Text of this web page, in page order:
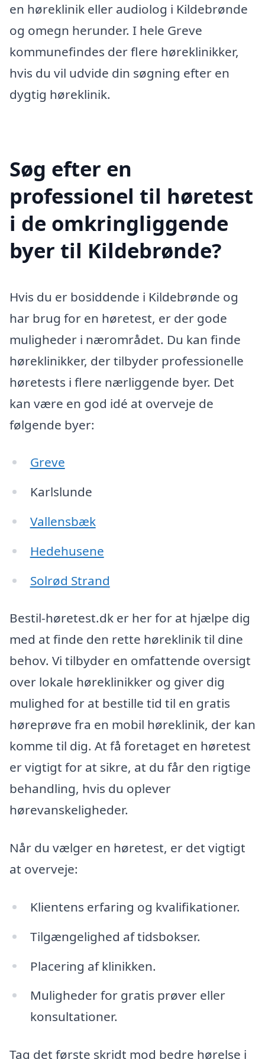
en høreklinik eller audiolog i Kildebrønde
og omegn herunder. I hele Greve
kommunefindes der flere høreklinikker,
hvis du vil udvide din søgning efter en
dygtig høreklinik.
Søg efter en
professionel til høretest
i de omkringliggende
byer til Kildebrønde?
Hvis du er bosiddende i Kildebrønde og
har brug for en høretest, er der gode
muligheder i nærområdet. Du kan finde
høreklinikker, der tilbyder professionelle
høretests i flere nærliggende byer. Det
kan være en god idé at overveje de
følgende byer:
Greve
Karlslunde
Vallensbæk
Hedehusene
Solrød Strand
Bestil-høretest.dk er her for at hjælpe dig
med at finde den rette høreklinik til dine
behov. Vi tilbyder en omfattende oversigt
over lokale høreklinikker og giver dig
mulighed for at bestille tid til en gratis
høreprøve fra en mobil høreklinik, der kan
komme til dig. At få foretaget en høretest
er vigtigt for at sikre, at du får den rigtige
behandling, hvis du oplever
hørevanskeligheder.
Når du vælger en høretest, er det vigtigt
at overveje:
Klientens erfaring og kvalifikationer.
Tilgængelighed af tidsbokser.
Placering af klinikken.
Muligheder for gratis prøver eller
konsultationer.
Tag det første skridt mod bedre hørelse i